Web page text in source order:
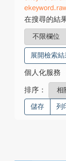
在搜尋的結
展開檢索
個人化服務
排序：
儲存 列